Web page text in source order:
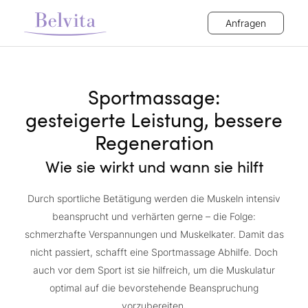
Anfragen
Sportmassage:
gesteigerte Leistung, bessere
Regeneration
Wie sie wirkt und wann sie hilft
Durch sportliche Betätigung werden die Muskeln intensiv
beansprucht und verhärten gerne – die Folge:
schmerzhafte Verspannungen und Muskelkater. Damit das
nicht passiert, schafft eine Sportmassage Abhilfe. Doch
auch vor dem Sport ist sie hilfreich, um die Muskulatur
optimal auf die bevorstehende Beanspruchung
vorzubereiten.